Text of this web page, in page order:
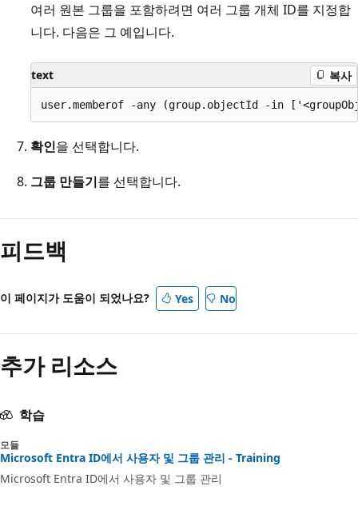
여러 원본 그룹을 포함하려면 여러 그룹 개체 ID를 지정합
니다. 다음은 그 예입니다.
text 복사
확인을 선택합니다.
그룹 만들기를 선택합니다.
피드백
이 페이지가 도움이 되었나요? Yes No
추가 리소스
학습
모듈
Microsoft Entra ID에서 사용자 및 그룹 관리 - Training
Microsoft Entra ID에서 사용자 및 그룹 관리